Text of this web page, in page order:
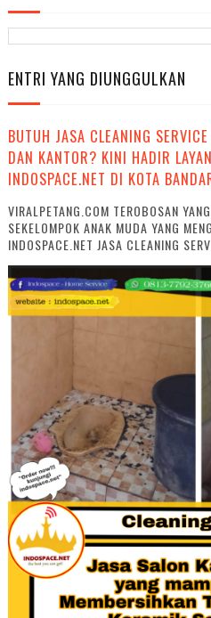
ENTRI YANG DIUNGGULKAN
BUTUH JASA CLEANING
DAN KANTOR? KINI HADIR
INDOSPACE.NET DI KOTA
VIRALPETANG.COM TEROBOSAN
SEKELOMPOK ANAK MUDA YANG
INDOSPACE.NET JASA CLEANING